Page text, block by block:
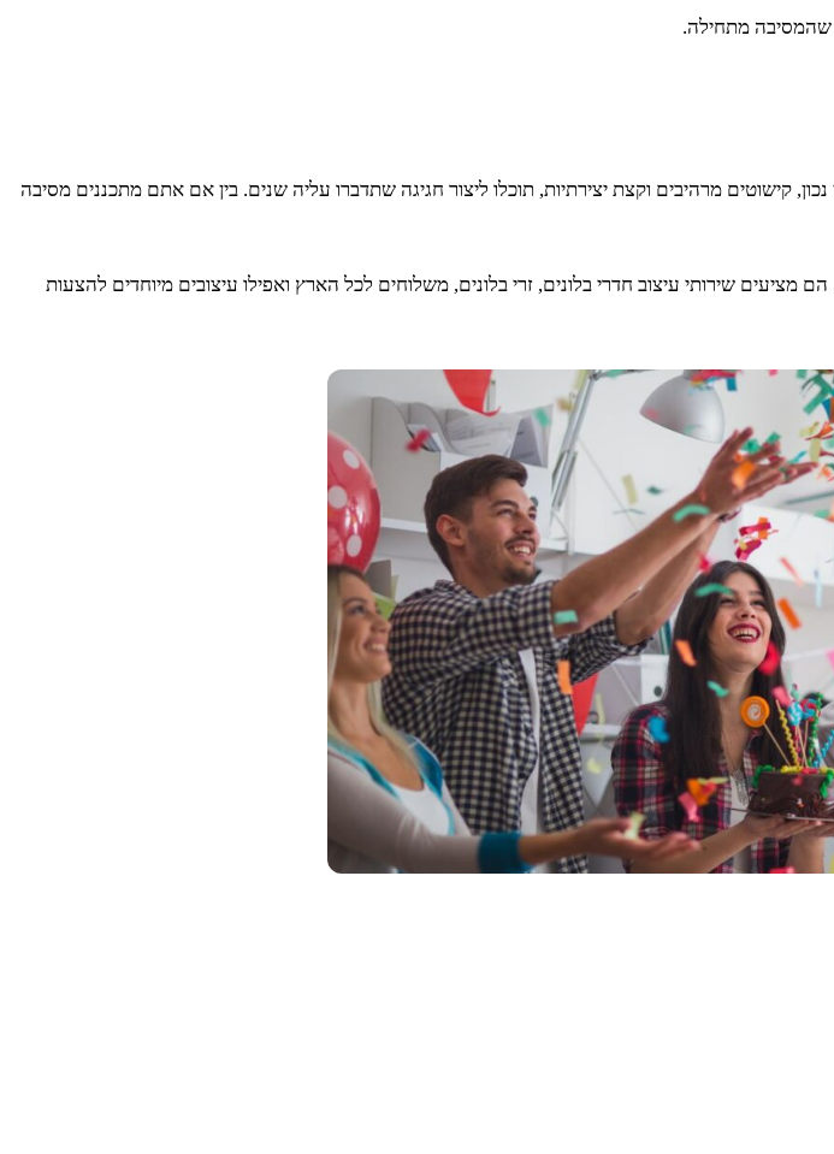
שהמסיבה מתחילה.
קישוטים מרהיבים וקצת יצירתיות, תוכלו ליצור חגיגה שתדברו עליה שנים. בין אם אתם מתכננים מסיבה
שירותי עיצוב חדרי בלונים, זרי בלונים, משלוחים לכל הארץ ואפילו עיצובים מיוחדים להצעות